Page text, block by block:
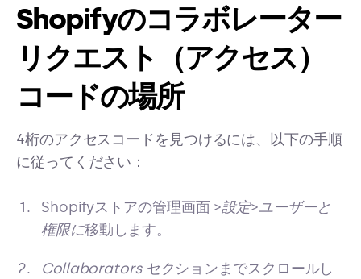
Shopifyのコラボレーター
リクエスト（アクセス）
コードの場所
4桁のアクセスコードを見つけるには、以下の手順
に従ってください：
Shopifyストアの管理画面 >設定>ユーザーと
権限に移動します。
Collaboratorsセクションまでスクロールし